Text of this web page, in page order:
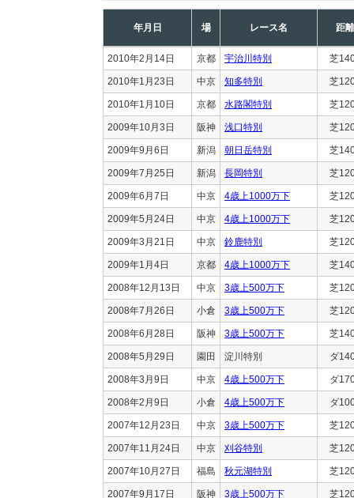
年月日 場 レース名 距離
2010年2月14日 京都 宇治川特別 芝
2010年1月23日 中京 知多特別 芝
2010年1月10日 京都 水路閣特別 芝
2009年10月3日 阪神 浅口特別 芝
2009年9月6日 新潟 朝日岳特別 芝
2009年7月25日 新潟 長岡特別 芝
2009年6月7日 中京 4歳上1000万下 芝
2009年5月24日 中京 4歳上1000万下 芝
2009年3月21日 中京 鈴鹿特別 芝
2009年1月4日 京都 4歳上1000万下 芝
2008年12月13日 中京 3歳上500万下 芝
2008年7月26日 小倉 3歳上500万下 芝
2008年6月28日 阪神 3歳上500万下 芝
2008年5月29日 園田 淀川特別 ダ
2008年3月9日 中京 4歳上500万下 ダ
2008年2月9日 小倉 4歳上500万下 ダ
2007年12月23日 中京 3歳上500万下 芝
2007年11月24日 中京 刈谷特別 芝
2007年10月27日 福島 秋元湖特別 芝
2007年9月17日 阪神 3歳上500万下 芝